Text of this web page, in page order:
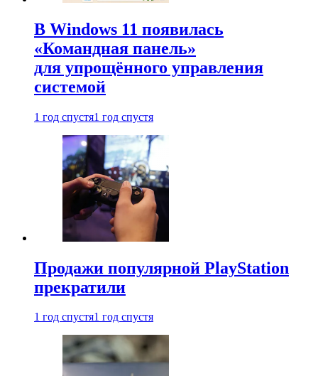
В Windows 11 появилась
«Командная панель»
для упрощённого управления
системой
1 год спустя1 год спустя
Продажи популярной PlayStation
прекратили
1 год спустя1 год спустя